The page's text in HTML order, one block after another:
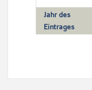
Jahr des
Eintrages